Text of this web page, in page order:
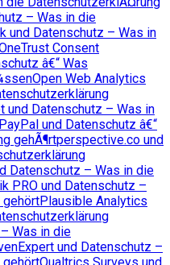
– Was in die
und Datenschutz – Was in
Consent
â€“ Was
Open Web Analytics
und Datenschutz – Was in
PayPal und Datenschutz â€“
gehÃ¶rtperspective.co und
Datenschutz – Was in die
PRO und Datenschutz –
gehörtPlausible Analytics
Was in die
und Datenschutz –